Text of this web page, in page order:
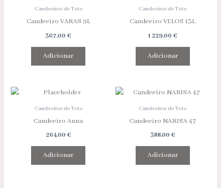
Candeeiros de Teto
Candeeiro VARAS 9L
367,00€
Adicionar
Candeeiros de Teto
Candeeiro VELOS 13L
1 229,00€
Adicionar
Candeeiros de Teto
Candeeiro Anna
264,00 €
Adicionar
Candeeiros de Teto
Candeeiro NARISA 47
388,00 €
Adicionar